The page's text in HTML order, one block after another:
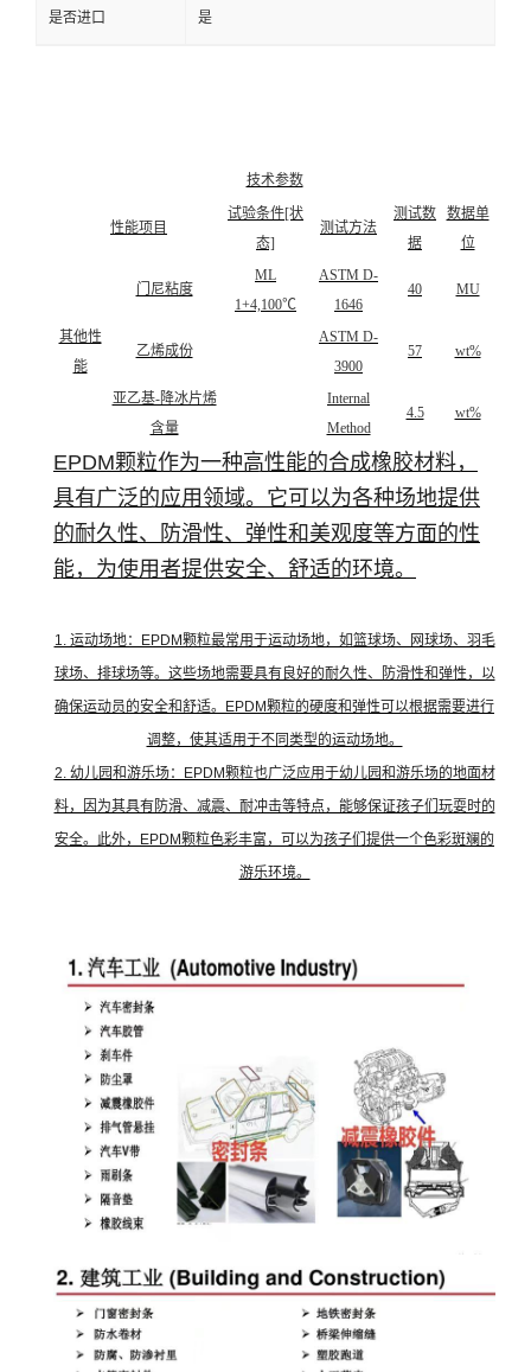
是否进口 是
技术参数
性能项目
试验条件[状
态]
测试方法
测试数
据
数据单
位
其他性
能
门尼粘度
ML
1+4,100℃
ASTM D-
1646
40 MU
乙烯成份
ASTM D-
3900
57 wt%
亚乙基-降冰片烯
含量
Internal
Method
4.5 wt%
EPDM颗粒作为一种高性能的合成橡胶材料，
具有广泛的应用领域。它可以为各种场地提供
的耐久性、防滑性、弹性和美观度等方面的性
能，为使用者提供安全、舒适的环境。
1. 运动场地：EPDM颗粒最常用于运动场地，如篮球场、网球场、羽毛
球场、排球场等。这些场地需要具有良好的耐久性、防滑性和弹性，以
确保运动员的安全和舒适。EPDM颗粒的硬度和弹性可以根据需要进行
调整，使其适用于不同类型的运动场地。
2. 幼儿园和游乐场：EPDM颗粒也广泛应用于幼儿园和游乐场的地面材
料，因为其具有防滑、减震、耐冲击等特点，能够保证孩子们玩耍时的
安全。此外，EPDM颗粒色彩丰富，可以为孩子们提供一个色彩斑斓的
游乐环境。